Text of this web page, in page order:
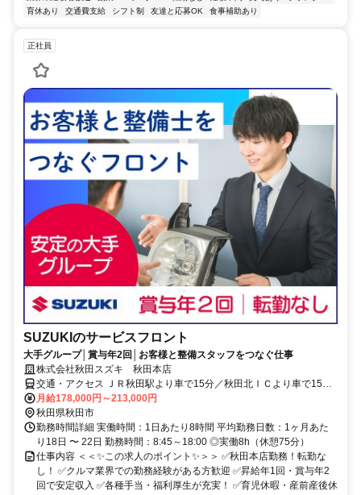
育休あり
交通費支給 シフト制 友達と応募OK 食事補助あり
正社員
SUZUKIのサービスフロント
大手グループ│賞与年2回│お客様と整備スタッフをつなぐ仕事
株式会社秋田スズキ 秋田本店
交通・アクセス ＪＲ秋田駅より車で15分／秋田北ＩＣより車で15分
★マイカー通勤OK（無料駐車場完備）
月給178,000円～213,000円
秋田県秋田市
勤務時間詳細 実働時間：1日あたり8時間 平均勤務日数：1ヶ月あた
り18日 〜 22日 勤務時間：8:45～18:00 ◎実働8h（休憩75分）
仕事内容 ＜＜✨この求人のポイント✨＞＞ ✅秋田本店勤務！転勤な
し！ ✅クルマ業界での勤務経験がある方歓迎 ✅昇給年1回・賞与年2
回で安定収入 ✅各種手当・福利厚生が充実！ ✅育児休暇・産前産後休